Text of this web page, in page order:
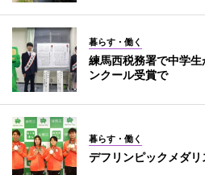
暮らす・働く
練馬西税務署で中学
ンクール受賞で
暮らす・働く
デフリンピックメダ